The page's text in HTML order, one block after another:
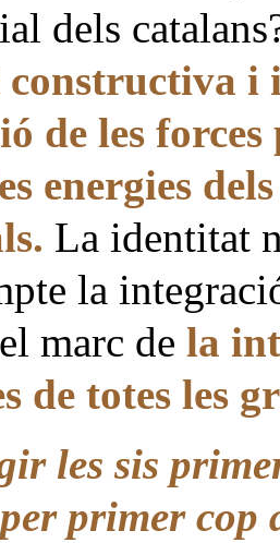
dels
i
de les
energies
La identitat
la
marc de la
de totes les
les sis
primer cop